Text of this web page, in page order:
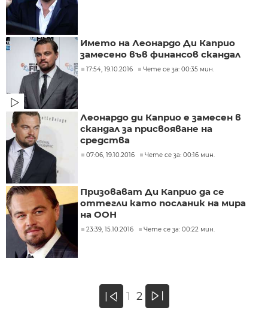
Името на Леонардо Ди Каприо
замесено във финансов скандал
17:54, 19.10.2016 Чете се за: 00:35 мин.
Леонардо ди Каприо е замесен в
скандал за присвояване на
средства
07:06, 19.10.2016 Чете се за: 00:16 мин.
Призовават Ди Каприо да се
оттегли като посланик на мира
на ООН
23:39, 15.10.2016 Чете се за: 00:22 мин.
« 1 2 »